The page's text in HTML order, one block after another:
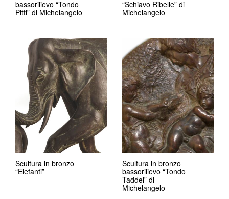
bassorilievo “Tondo
Pitti” di Michelangelo
“Schiavo Ribelle” di
Michelangelo
Scultura in bronzo
“Elefanti”
Scultura in bronzo
bassorilievo “Tondo
Taddei” di
Michelangelo